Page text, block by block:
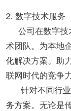
2. 数字技术服务
公司在数字技
术团队。为本地
化解决方案。助
联网时代的竞争力
针对不同行业
务方案。无论是